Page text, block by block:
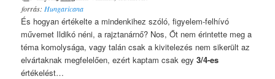
forrás: Hungaricana
És hogyan értékelte a mindenkihez szóló, figyelem-felhívó
művemet Ildikó néni, a rajztanárnő? Nos, Őt nem érintette meg a
téma komolysága, vagy talán csak a kivitelezés nem sikerült az
elvártaknak megfelelően, ezért kaptam csak egy3/4-es
értékelést…